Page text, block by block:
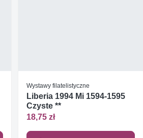
Wystawy filatelistyczne
Liberia 1994 Mi 1594-1595
Czyste **
18,75 zł